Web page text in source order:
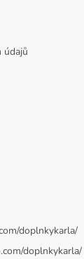
údajů
doplnkykarla/
doplnkykarla/